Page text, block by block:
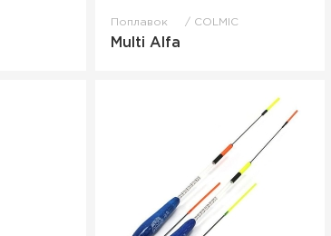
Поплавок COLMIC
Multi Alfa